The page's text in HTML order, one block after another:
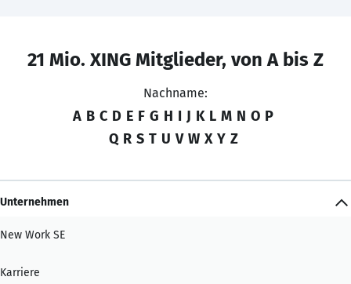
21 Mio. XING Mitglieder, von A bis Z
Nachname:
A B C D E F G H I J K L M N O P
Q R S T U V W X Y Z
Unternehmen
New Work SE
Karriere